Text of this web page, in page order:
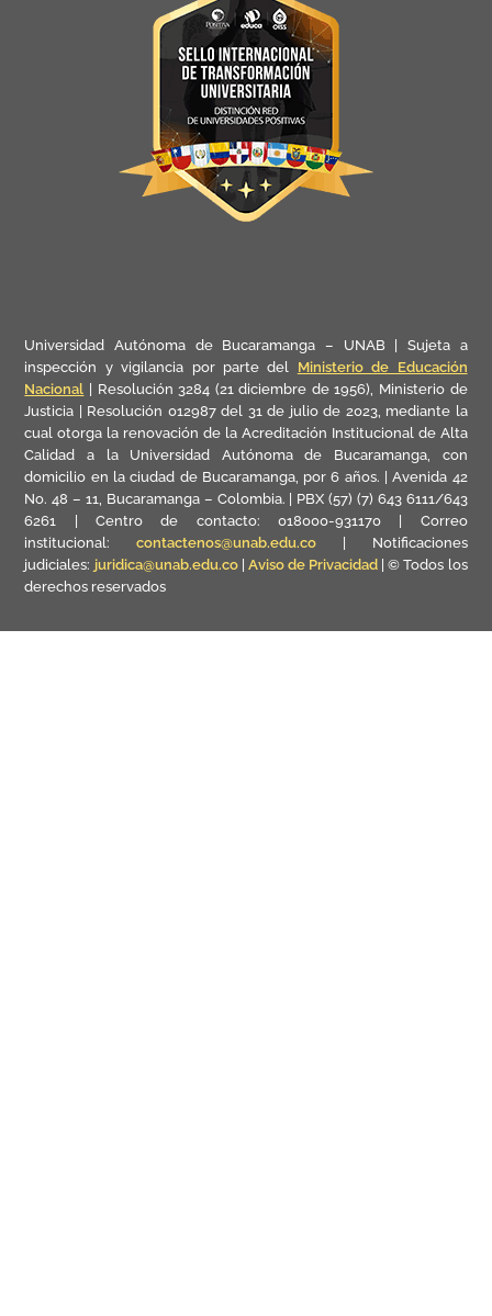
Universidad Autónoma de Bucaramanga – UNAB | Sujeta a
inspección y vigilancia por parte del Ministerio de Educación
Nacional | Resolución 3284 (21 diciembre de 1956), Ministerio de
Justicia | Resolución 012987 del 31 de julio de 2023, mediante la
cual otorga la renovación de la Acreditación Institucional de Alta
Calidad a la Universidad Autónoma de Bucaramanga, con
domicilio en la ciudad de Bucaramanga, por 6 años. | Avenida 42
No. 48 – 11, Bucaramanga – Colombia. | PBX (57) (7) 643 6111/643
6261 | Centro de contacto: 018000-931170 | Correo
institucional:contactenos@unab.edu.co
Notificaciones
judiciales: juridica@unab.edu.co| Aviso de Privacidad | © Todos los
derechos reservados